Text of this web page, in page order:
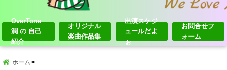
OverTone
潤 の 自己
紹介
オリジナル
楽曲作品集
出演スケジ
ュールだよ
ぉ
お問合せフ
ォーム
ホーム